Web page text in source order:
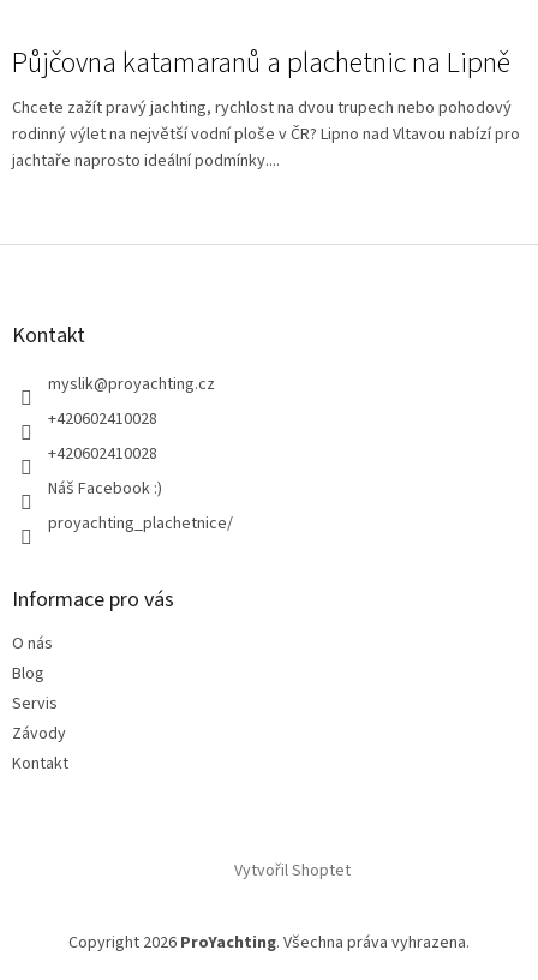
Půjčovna katamaranů a plachetnic na Lipně
Chcete zažít pravý jachting, rychlost na dvou trupech nebo pohodový
rodinný výlet na největší vodní ploše v ČR? Lipno nad Vltavou nabízí pro
jachtaře naprosto ideální podmínky....
Z
Kontakt
myslik@proyachting.cz
+420602410028
+420602410028
Náš Facebook :)
proyachting_plachetnice/
Informace pro vás
O nás
Blog
Servis
Závody
Kontakt
Vytvořil Shoptet
Copyright 2026 ProYachting. Všechna práva vyhrazena.